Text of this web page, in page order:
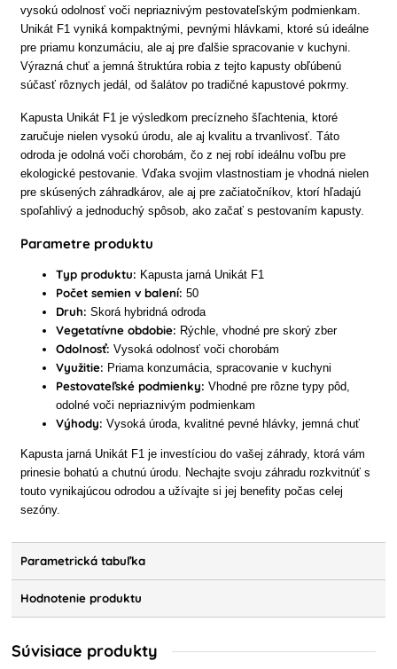
vysokú odolnosť voči nepriaznivým pestovateľským podmienkam.
Unikát F1 vyniká kompaktnými, pevnými hlávkami, ktoré sú ideálne
pre priamu konzumáciu, ale aj pre ďalšie spracovanie v kuchyni.
Výrazná chuť a jemná štruktúra robia z tejto kapusty obľúbenú
súčasť rôznych jedál, od šalátov po tradičné kapustové pokrmy.
Kapusta Unikát F1 je výsledkom precízneho šľachtenia, ktoré
zaručuje nielen vysokú úrodu, ale aj kvalitu a trvanlivosť. Táto
odroda je odolná voči chorobám, čo z nej robí ideálnu voľbu pre
ekologické pestovanie. Vďaka svojim vlastnostiam je vhodná nielen
pre skúsených záhradkárov, ale aj pre začiatočníkov, ktorí hľadajú
spoľahlivý a jednoduchý spôsob, ako začať s pestovaním kapusty.
Parametre produktu
Typ produktu: Kapusta jarná Unikát F1
Počet semien v balení: 50
Druh: Skorá hybridná odroda
Vegetatívne obdobie: Rýchle, vhodné pre skorý zber
Odolnosť: Vysoká odolnosť voči chorobám
Využitie: Priama konzumácia, spracovanie v kuchyni
Pestovateľské podmienky: Vhodné pre rôzne typy pôd,
odolné voči nepriaznivým podmienkam
Výhody: Vysoká úroda, kvalitné pevné hlávky, jemná chuť
Kapusta jarná Unikát F1 je investíciou do vašej záhrady, ktorá vám
prinesie bohatú a chutnú úrodu. Nechajte svoju záhradu rozkvitnúť s
touto vynikajúcou odrodou a užívajte si jej benefity počas celej
sezóny.
Parametrická tabuľka
Hodnotenie produktu
Súvisiace produkty